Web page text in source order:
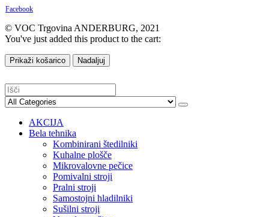
Facebook
© VOC Trgovina ANDERBURG, 2021
You've just added this product to the cart:
Prikaži košarico Nadaljuj
AKCIJA
Bela tehnika
Kombinirani štedilniki
Kuhalne plošče
Mikrovalovne pečice
Pomivalni stroji
Pralni stroji
Samostojni hladilniki
Sušilni stroji